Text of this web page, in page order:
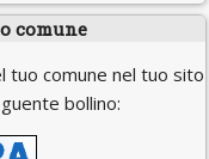
comune
tuo comune nel tuo sito
bollino: